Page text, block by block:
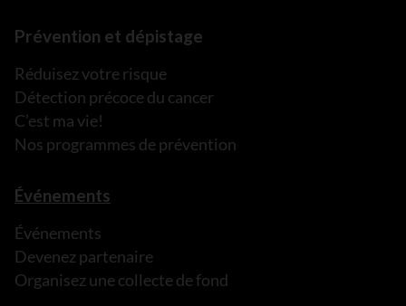
Prévention et dépistage
Réduisez votre risque
Détection précoce du cancer
C’est ma vie!
Nos programmes de prévention
Événements
Événements
Devenez partenaire
Organisez une collecte de fond